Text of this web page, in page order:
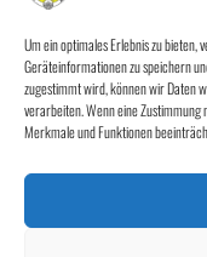
Um ein optimales Erlebnis zu bieten,
Geräteinformationen zu speichern
zugestimmt wird, können wir Daten
verarbeiten. Wenn eine
Merkmale und Funktionen